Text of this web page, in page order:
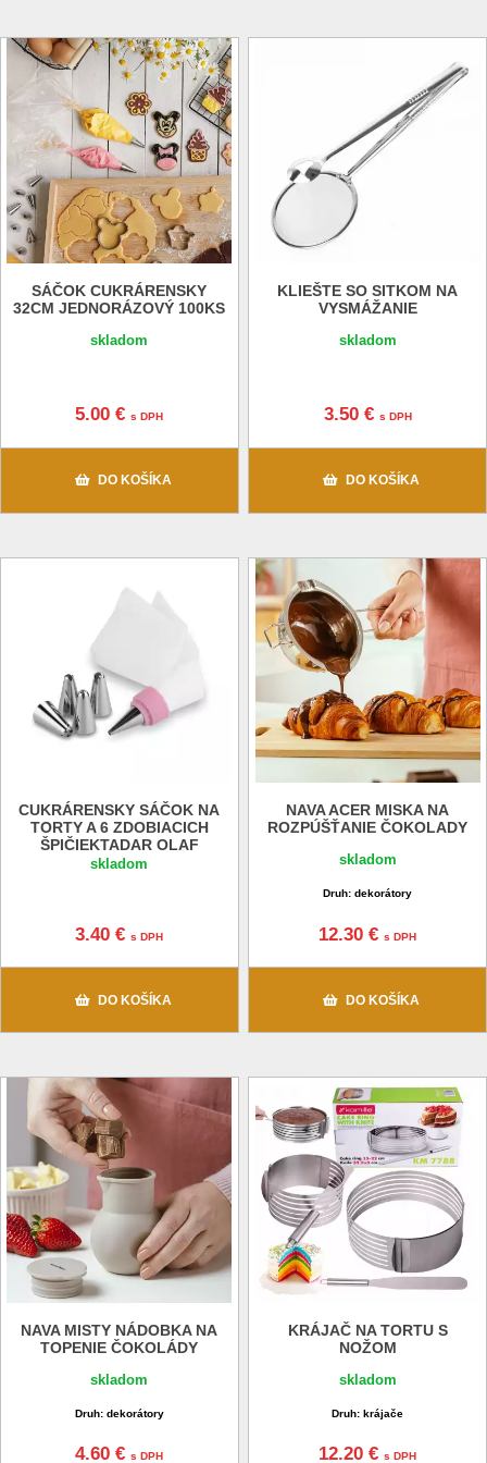
oblasť v ktorej máme30 ročné skúsenosti.
SÁČOK CUKRÁRENSKY
32CM JEDNORÁZOVÝ 100KS
skladom
5.00 €s DPH
DO KOŠÍKA
KLIEŠTE SO SITKOM NA
VYSMÁŽANIE
skladom
3.50 € s DPH
DO KOŠÍKA
CUKRÁRENSKY SÁČOK NA
TORTY A 6 ZDOBIACICH
ŠPIČIEKTADAR OLAF
skladom
3.40 €s DPH
DO KOŠÍKA
NAVA ACER MISKA NA
ROZPÚŠŤANIE ČOKOLADY
skladom
Druh: dekorátory
12.30 €s DPH
DO KOŠÍKA
NAVA MISTY NÁDOBKA NA
TOPENIE ČOKOLÁDY
skladom
Druh: dekorátory
4.60 €s DPH
KRÁJAČ NA TORTU S
NOŽOM
skladom
Druh: krájače
12.20 €s DPH